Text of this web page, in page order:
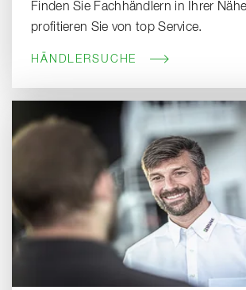
Finden Sie Fachhändlern in Ihrer
profitieren Sie von top Service.
HÄNDLERSUCHE